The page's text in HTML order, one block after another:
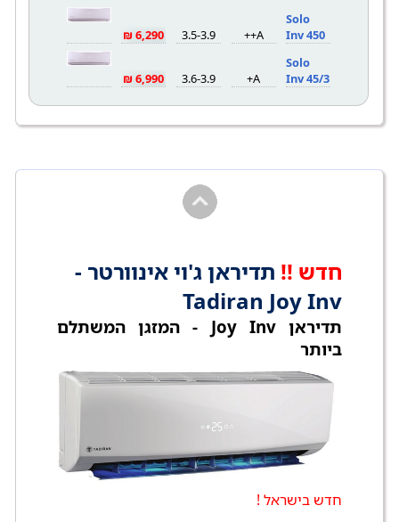
Solo
Inv 450
A++
3.5-3.9
6,290 ₪
Solo
Inv 45/3
A+
3.6-3.9
6,990 ₪
חדש !! תדיראן ג'וי אינוורטר -
Tadiran Joy Inv
תדיראן Joy Inv - המזגן המשתלם
ביותר
חדש בישראל !